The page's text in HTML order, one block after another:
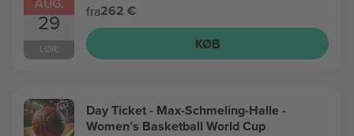
29
LØR.
fra262 €
KØB
Day Ticket - Max-Schmeling-Halle -
Women’s Basketball World Cup